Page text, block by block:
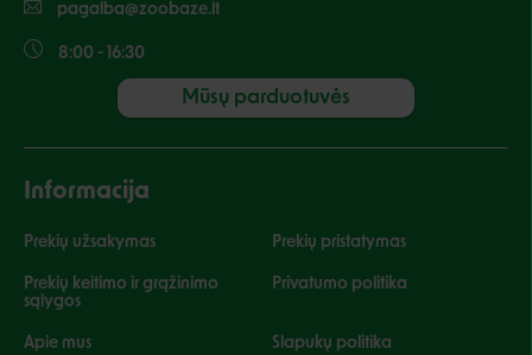
pagalba@zoobaze.lt
8:00 - 16:30
Mūsų parduotuvės
Informacija
Prekių užsakymas Prekių pristatymas
Prekių keitimo ir grąžinimo
sąlygos
Privatumo politika
Apie mus Slapukų politika